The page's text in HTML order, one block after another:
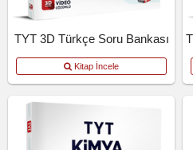
TYT 3D Türkçe Soru Bankası
Kitap İncele